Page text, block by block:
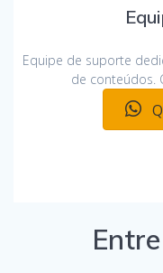
Equipe de suporte
de conteúdos.